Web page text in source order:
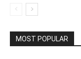
MOST POPULAR